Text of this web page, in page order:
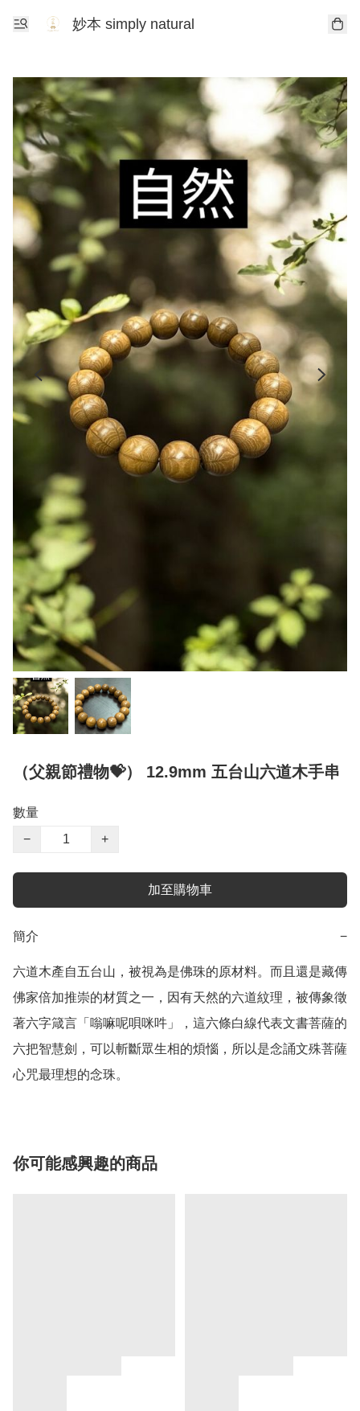
妙本 simply natural
（父親節禮物💝） 12.9mm 五台山六道木手串
數量
−
+
加至購物車
簡介 −
六道木產自五台山，被視為是佛珠的原材料。而且還是藏傳
佛家倍加推崇的材質之一，因有天然的六道紋理，被傳象徵
著六字箴言「嗡嘛呢唄咪吽」，這六條白線代表文書菩薩的
六把智慧劍，可以斬斷眾生相的煩惱，所以是念誦文殊菩薩
心咒最理想的念珠。
你可能感興趣的商品